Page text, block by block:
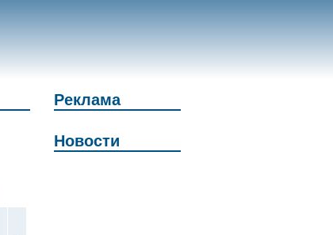
Реклама
Новости